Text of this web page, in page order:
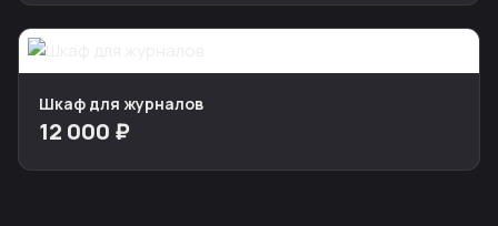
Шкаф для журналов
12 000 ₽